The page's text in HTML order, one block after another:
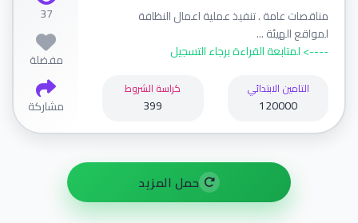
مناقصات عامة . تنفيذ عملية اعمال النظافة
لمواقع الهيئة ...
----> لمتابعة القراءة برجاء التسجيل
التامين الابتدائي
120000
كراسة الشروط
399
37
مفضلة
مشاركة
حمل المزيد